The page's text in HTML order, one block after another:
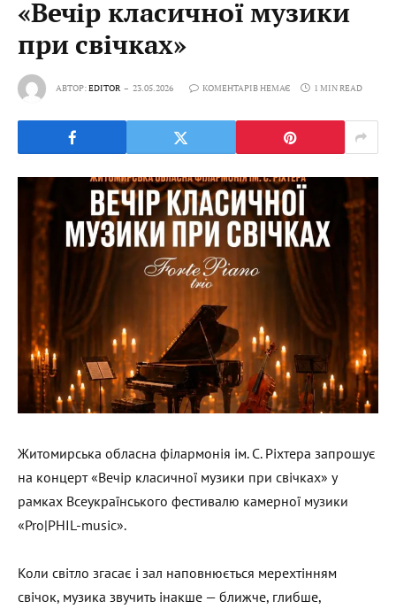
«Вечір класичної музики
при свічках»
АВТОР:EDITOR 23.05.2026 КОМЕНТАРІВ НЕМАЄ 1 MIN READ
Житомирська обласна філармонія ім. С. Ріхтера запрошує
на концерт «Вечір класичної музики при свічках» у
рамках Всеукраїнського фестивалю камерної музики
«Pro|PHIL-music».
Коли світло згасає і зал наповнюється мерехтінням
свічок, музика звучить інакше — ближче, глибше,